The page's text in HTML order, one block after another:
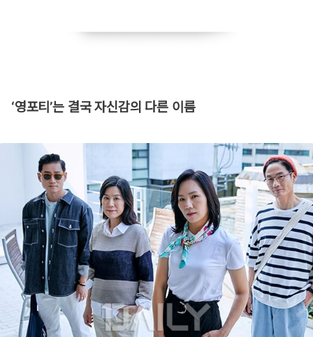
‘영포티’는 결국 자신감의 다른 이름